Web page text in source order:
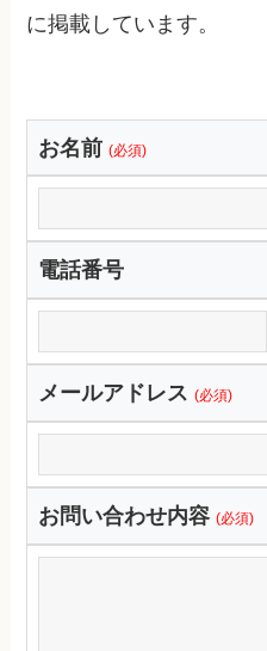
に掲載しています。
お名前 (必須)
電話番号
メールアドレス (必須)
お問い合わせ内容 (必須)